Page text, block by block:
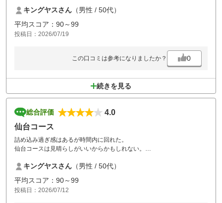
キングヤスさん （男性 / 50代）
平均スコア：90～99
投稿日：2026/07/19
この口コミは参考になりましたか？ 0
続きを見る
総合評価
4.0
仙台コース
詰め込み過ぎ感はあるが時間内に回れた。
仙台コースは見晴らしがいいからかもしれない。
キングヤスさん （男性 / 50代）
平均スコア：90～99
投稿日：2026/07/12